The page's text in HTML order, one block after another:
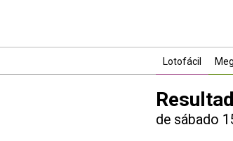
Lotofácil
de sábado